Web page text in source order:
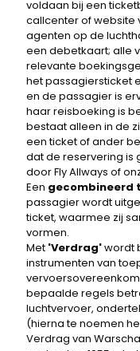
voldaan bij een
callcenter of website
agenten op de
een debetkaart; alle
relevante
het passagiersticket
en de passagier is
haar reisboeking is
bestaat alleen in de
een ticket of ander
dat de reservering
door Fly Allways of
Een gecombineerd
passagier wordt
ticket, waarmee zij
vormen.
Met 'Verdrag'wordt
instrumenten van
bepaalde regels
luchtvervoer,
(hierna te noemen
Verdrag van